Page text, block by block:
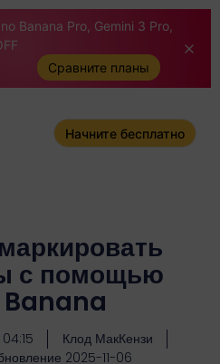
Banana Pro, Gemini 3 Pro,
Сравните планы
Начните бесплатно
с помощью
04:15
Клод МакКензи
2025-11-06